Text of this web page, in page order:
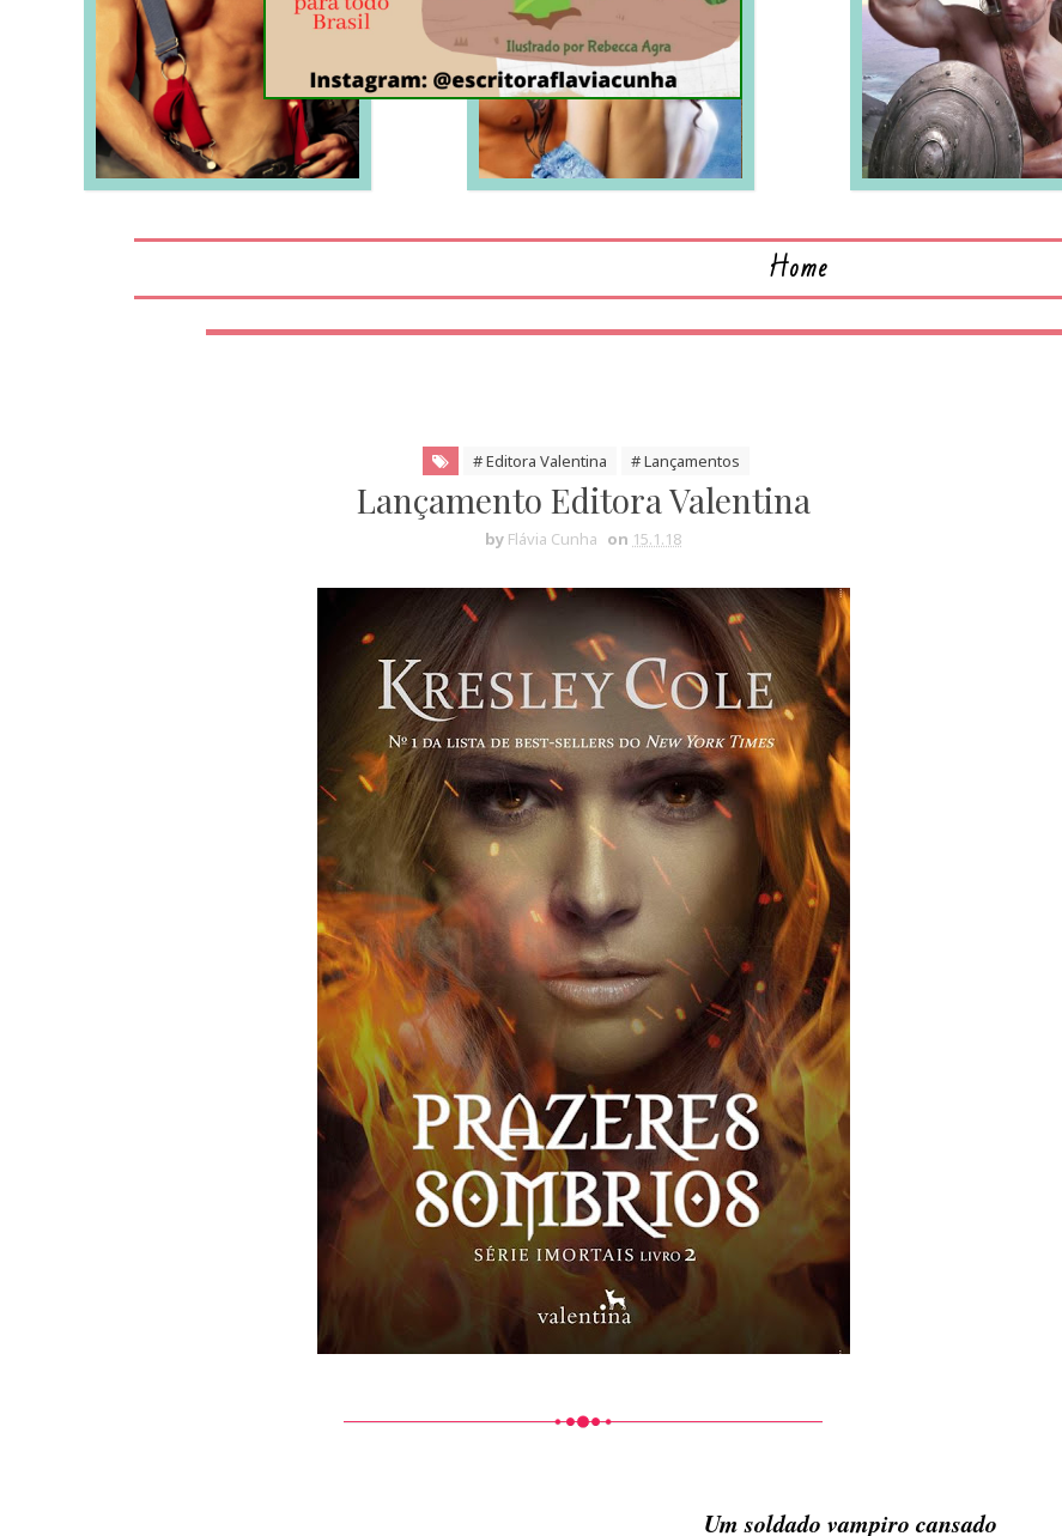
LEIA MAIS
Home
# Editora Valentina # Lançamentos
Lançamento Editora Valentina
by Flávia Cunha on 15.1.18
Um soldado vampiro cansado